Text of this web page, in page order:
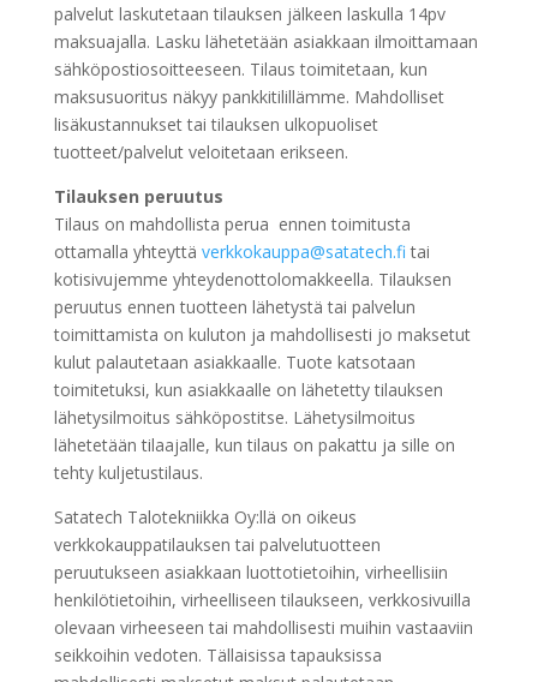
palvelut laskutetaan tilauksen jälkeen laskulla 14pv
maksuajalla. Lasku lähetetään asiakkaan ilmoittamaan
sähköpostiosoitteeseen. Tilaus toimitetaan, kun
maksusuoritus näkyy pankkitilillämme. Mahdolliset
lisäkustannukset tai tilauksen ulkopuoliset
tuotteet/palvelut veloitetaan erikseen.
Tilauksen peruutus
Tilaus on mahdollista perua ennen toimitusta
ottamalla yhteyttä verkkokauppa@satatech.fitai
kotisivujemme yhteydenottolomakkeella. Tilauksen
peruutus ennen tuotteen lähetystä tai palvelun
toimittamista on kuluton ja mahdollisesti jo maksetut
kulut palautetaan asiakkaalle. Tuote katsotaan
toimitetuksi, kun asiakkaalle on lähetetty tilauksen
lähetysilmoitus sähköpostitse. Lähetysilmoitus
lähetetään tilaajalle, kun tilaus on pakattu ja sille on
tehty kuljetustilaus.
Satatech Talotekniikka Oy:llä on oikeus
verkkokauppatilauksen tai palvelutuotteen
peruutukseen asiakkaan luottotietoihin, virheellisiin
henkilötietoihin, virheelliseen tilaukseen, verkkosivuilla
olevaan virheeseen tai mahdollisesti muihin vastaaviin
seikkoihin vedoten. Tällaisissa tapauksissa